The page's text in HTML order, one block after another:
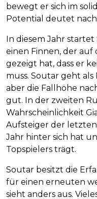
bewegt er sich im
Potential deutet
In diesem Jahr
einen Finnen, der
gezeigt hat, dass er
muss. Soutar geht
aber die Fallhöhe
gut. In der zweiten
Wahrscheinlichkeit
Aufsteiger der
Jahr hinter sich hat
Topspielers trägt.
Soutar besitzt die
für einen erneuten
sieht anders aus.